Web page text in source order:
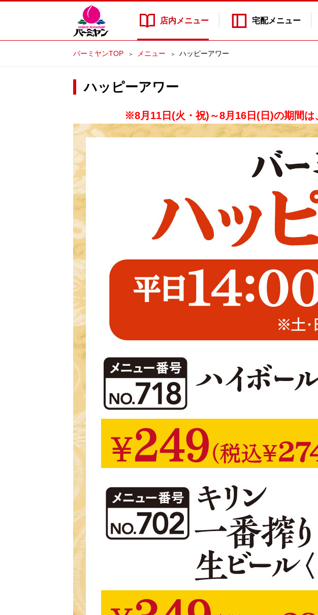
店内 メニュー 宅配メニュー
バーミヤンTOP メニュー ハッピーアワー
ハッピーアワー
※8月11日(火・祝)～8月16日(日)の期間は